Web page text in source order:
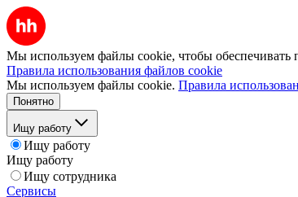
Мы используем файлы cookie, чтобы обеспечивать
Правила использования файлов cookie
Мы используем файлы cookie. Правила
Понятно
Ищу работу
Ищу работу
Ищу работу
Ищу сотрудника
Сервисы